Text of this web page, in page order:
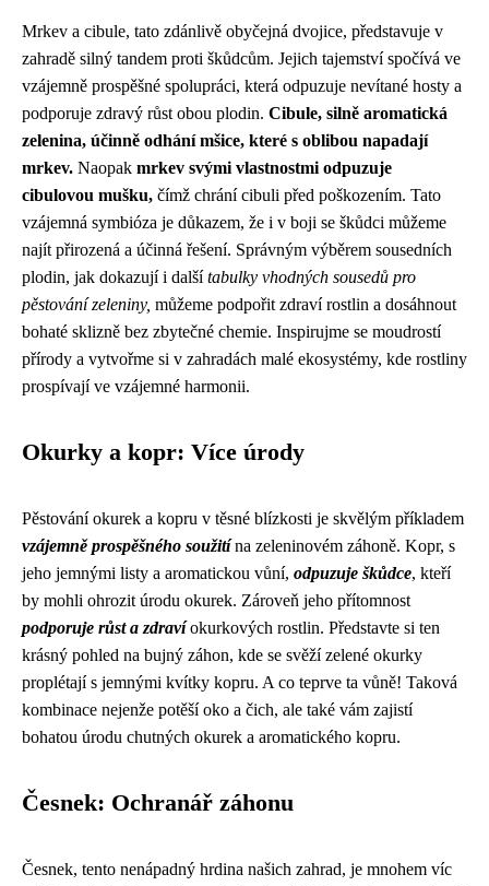
Mrkev a cibule, tato zdánlivě obyčejná dvojice, představuje v
zahradě silný tandem proti škůdcům. Jejich tajemství spočívá ve
vzájemně prospěšné spolupráci, která odpuzuje nevítané hosty a
podporuje zdravý růst obou plodin. Cibule, silně aromatická
zelenina, účinně odhání mšice, které s oblibou napadají
mrkev. Naopak mrkev svými vlastnostmi odpuzuje
cibulovou mušku, čímž chrání cibuli před poškozením. Tato
vzájemná symbióza je důkazem, že i v boji se škůdci můžeme
najít přirozená a účinná řešení. Správným výběrem sousedních
plodin, jak dokazují i dalšítabulky vhodných sousedů pro
pěstování zeleniny, můžeme podpořit zdraví rostlin a dosáhnout
bohaté sklizně bez zbytečné chemie. Inspirujme se moudrostí
přírody a vytvořme si v zahradách malé ekosystémy, kde rostliny
prospívají ve vzájemné harmonii.
Okurky a kopr: Více úrody
Pěstování okurek a kopru v těsné blízkosti je skvělým příkladem
vzájemně prospěšného soužitína zeleninovém záhoně. Kopr, s
jeho jemnými listy a aromatickou vůní, odpuzuje škůdce, kteří
by mohli ohrozit úrodu okurek. Zároveň jeho přítomnost
podporuje růst a zdravíokurkových rostlin. Představte si ten
krásný pohled na bujný záhon, kde se svěží zelené okurky
proplétají s jemnými kvítky kopru. A co teprve ta vůně! Taková
kombinace nejenže potěší oko a čich, ale také vám zajistí
bohatou úrodu chutných okurek a aromatického kopru.
Česnek: Ochranář záhonu
Česnek, tento nenápadný hrdina našich zahrad, je mnohem víc